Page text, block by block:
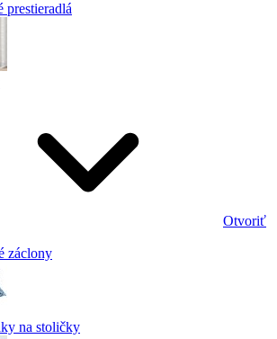
prestieradlá
Otvoriť
záclony
na stoličky